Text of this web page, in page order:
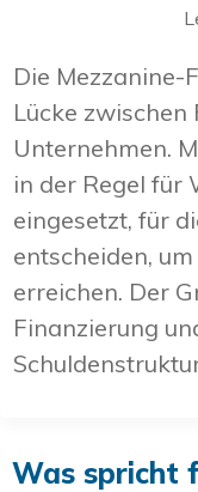
Die Mezzanine-
Lücke
Unternehmen.
in der Regel für
eingesetzt, für
entscheiden,
erreichen. Der
Finanzierung
Was spricht